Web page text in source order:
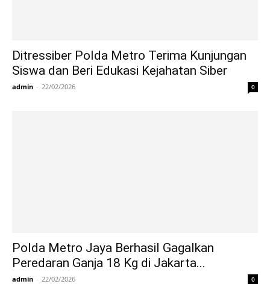
Ditressiber Polda Metro Terima Kunjungan
Siswa dan Beri Edukasi Kejahatan Siber
admin - 22/02/2026 0
Polda Metro Jaya Berhasil Gagalkan
Peredaran Ganja 18 Kg di Jakarta...
admin - 22/02/2026 0